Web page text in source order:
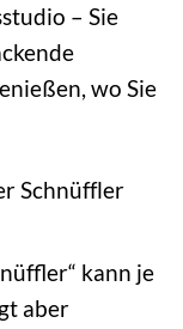
– Sie
wo Sie
Schnüffler
kann je
aber